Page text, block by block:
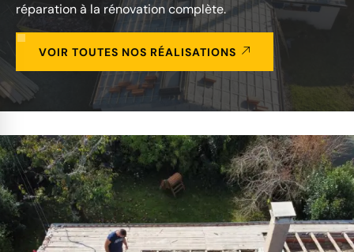
réparation à la rénovation complète.
VOIR TOUTES NOS RÉALISATIONS